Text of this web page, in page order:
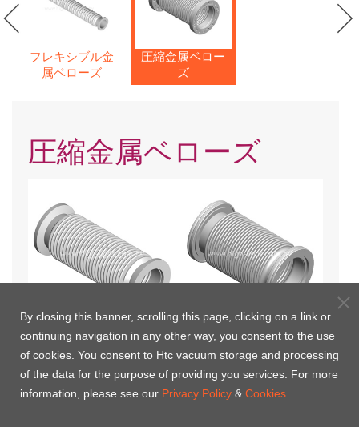
フレキシブル金
属ベローズ
圧縮金属ベロー
ズ
圧縮金属ベローズ
By closing this banner, scrolling this page, clicking on a link or
continuing navigation in any other way, you consent to the use
of cookies. You consent to Htc vacuum storage and processing
of the data for the purpose of providing you services. For more
information, please see our Privacy Policy & Cookies.